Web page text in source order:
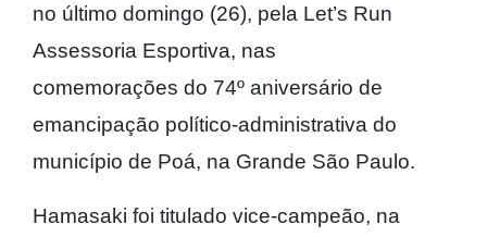
no último domingo (26), pela Let’s Run
Assessoria Esportiva, nas
comemorações do 74º aniversário de
emancipação político-administrativa do
município de Poá, na Grande São Paulo.
Hamasaki foi titulado vice-campeão, na